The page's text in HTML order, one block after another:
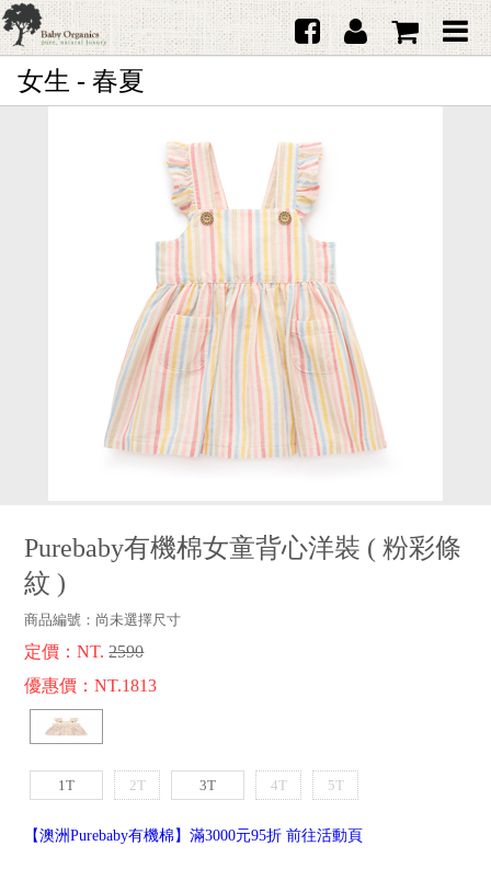
首頁
日本品牌育兒配件
韓國Merebe寶寶配件
服務據點
客服專區
女生 - 春夏
Purebaby有機棉女童背心洋裝 (粉彩條
紋 )
商品編號： 尚未選擇尺寸
定價：NT.2590
優惠價：NT.1813
1T 2T 3T 4T 5T
【澳洲Purebaby有機棉】滿3000元95折 前往活動頁